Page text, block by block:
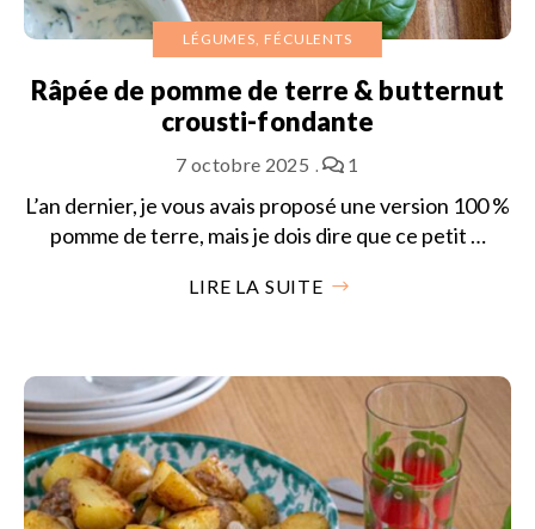
LÉGUMES, FÉCULENTS
Râpée de pomme de terre & butternut
crousti-fondante
7 octobre 2025 1
L’an dernier, je vous avais proposé une version 100 %
pomme de terre, mais je dois dire que ce petit …
LIRE LA SUITE